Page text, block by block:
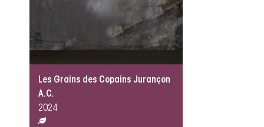
Les Grains des Copains Jurançon
A.C.
2024